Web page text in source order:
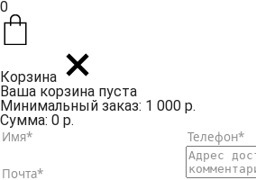
0
Корзина
Ваша корзина пуста
Минимальный заказ: 1 000 р.
Сумма: 0 р.